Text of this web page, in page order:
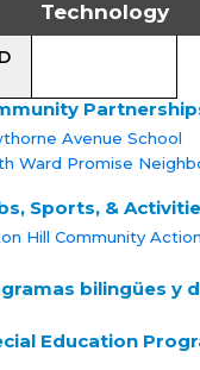
Technology
Avenue School
Ward Promise
Sports, &
Hill Community Action
bilingües y
Education